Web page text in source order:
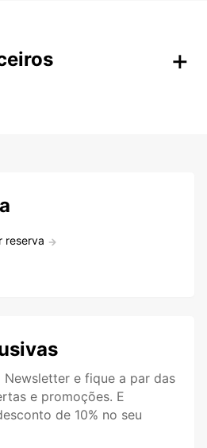
reserva
Newsletter e fique a par das
e promoções. E
de 10% no seu